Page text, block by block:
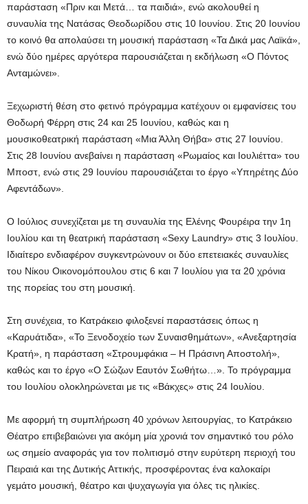
παράσταση «Πριν και Μετά… τα παιδιά», ενώ ακολουθεί η
συναυλία της Νατάσας Θεοδωρίδου στις 10 Ιουνίου. Στις 20 Ιουνίου
το κοινό θα απολαύσει τη μουσική παράσταση «Τα Δικά μας Λαϊκά»,
ενώ δύο ημέρες αργότερα παρουσιάζεται η εκδήλωση «Ο Πόντος
Ανταμώνει».
Ξεχωριστή θέση στο φετινό πρόγραμμα κατέχουν οι εμφανίσεις του
Θοδωρή Φέρρη στις 24 και 25 Ιουνίου, καθώς και η
μουσικοθεατρική παράσταση «Μια Άλλη Θήβα» στις 27 Ιουνίου.
Στις 28 Ιουνίου ανεβαίνει η παράσταση «Ρωμαίος και Ιουλιέττα» του
Μποστ, ενώ στις 29 Ιουνίου παρουσιάζεται το έργο «Υπηρέτης Δύο
Αφεντάδων».
Ο Ιούλιος συνεχίζεται με τη συναυλία της Ελένης Φουρέιρα την 1η
Ιουλίου και τη θεατρική παράσταση «Sexy Laundry» στις 3 Ιουλίου.
Ιδιαίτερο ενδιαφέρον συγκεντρώνουν οι δύο επετειακές συναυλίες
του Νίκου Οικονομόπουλου στις 6 και 7 Ιουλίου για τα 20 χρόνια
της πορείας του στη μουσική.
Στη συνέχεια, το Κατράκειο φιλοξενεί παραστάσεις όπως η
«Καρυάτιδα», «Το Ξενοδοχείο των Συναισθημάτων», «Ανεξαρτησία
Κρατή», η παράσταση «Στρουμφάκια – Η Πράσινη Αποστολή»,
καθώς και το έργο «Ο Σώζων Εαυτόν Σωθήτω…». Το πρόγραμμα
του Ιουλίου ολοκληρώνεται με τις «Βάκχες» στις 24 Ιουλίου.
Με αφορμή τη συμπλήρωση 40 χρόνων λειτουργίας, το Κατράκειο
Θέατρο επιβεβαιώνει για ακόμη μία χρονιά τον σημαντικό του ρόλο
ως σημείο αναφοράς για τον πολιτισμό στην ευρύτερη περιοχή του
Πειραιά και της Δυτικής Αττικής, προσφέροντας ένα καλοκαίρι
γεμάτο μουσική, θέατρο και ψυχαγωγία για όλες τις ηλικίες.